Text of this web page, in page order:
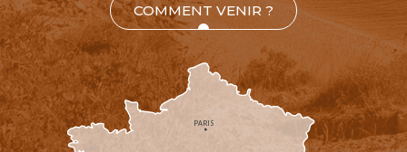
COMMENT VENIR ?
PARIS